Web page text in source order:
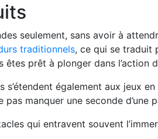
seulement, sans avoir à
traditionnels, ce qui se traduit
prêt à plonger dans l’action
également aux jeux
manquer une seconde d’une
qui entravent souvent